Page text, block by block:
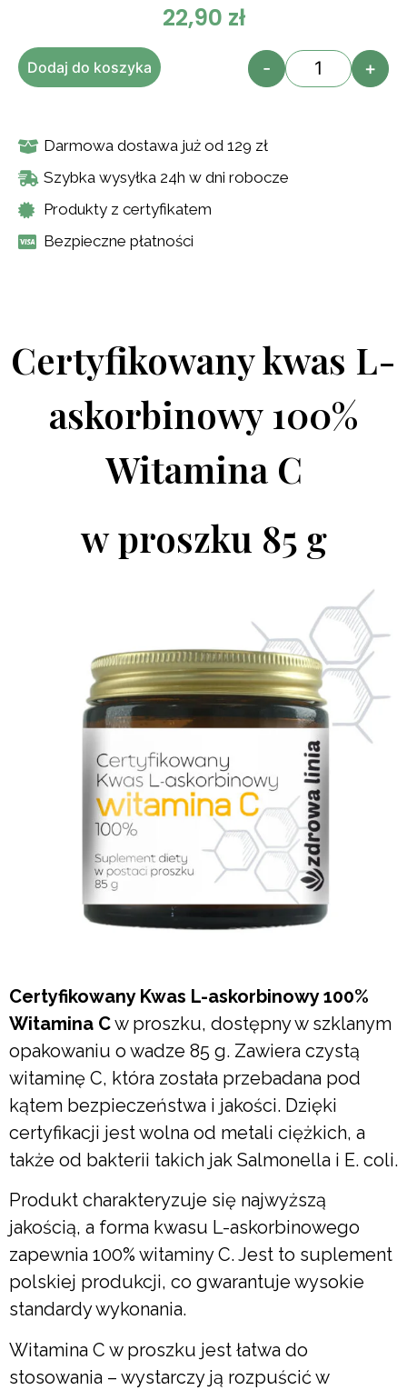
22,90 zł
- +
Dodaj do koszyka
Darmowa dostawa już od 129 zł
Szybka wysyłka 24h w dni robocze
Produkty z certyfikatem
Bezpieczne płatności
Certyfikowany kwas L-
askorbinowy 100%
Witamina C
w proszku 85 g
Certyfikowany Kwas L-askorbinowy 100%
Witamina Cw proszku, dostępny w szklanym
opakowaniu o wadze 85 g. Zawiera czystą
witaminę C, która została przebadana pod
kątem bezpieczeństwa i jakości. Dzięki
certyfikacji jest wolna od metali ciężkich, a
także od bakterii takich jak Salmonella i E. coli.
Produkt charakteryzuje się najwyższą
jakością, a forma kwasu L-askorbinowego
zapewnia 100% witaminy C. Jest to suplement
polskiej produkcji, co gwarantuje wysokie
standardy wykonania.
Witamina C w proszku jest łatwa do
stosowania – wystarczy ją rozpuścić w